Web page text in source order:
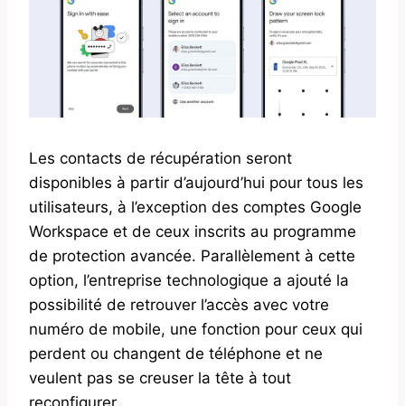
Les contacts de récupération seront
disponibles à partir d’aujourd’hui pour tous les
utilisateurs, à l’exception des comptes Google
Workspace et de ceux inscrits au programme
de protection avancée. Parallèlement à cette
option, l’entreprise technologique a ajouté la
possibilité de retrouver l’accès avec votre
numéro de mobile, une fonction pour ceux qui
perdent ou changent de téléphone et ne
veulent pas se creuser la tête à tout